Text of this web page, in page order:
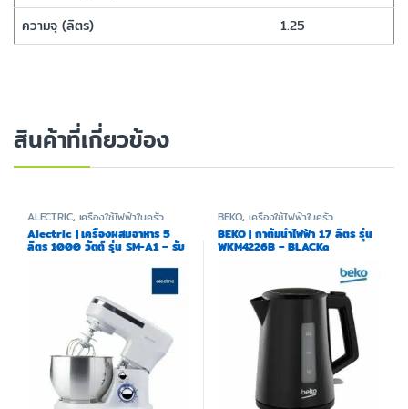
สินค้าที่เกี่ยวข้อง
ALECTRIC, เครื่องใช้ไฟฟ้าในครัว
Alectric | เครื่องผสมอาหาร 5
ลิตร 1000 วัตต์ รุ่น SM-A1 – รับ
BEKO,เครื่องใช้ไฟฟ้าในครัว
BEKO | กาต้มน้ำไฟฟ้า 1.7 ลิตร รุ่น
WKM4226B – BLACKa
ความจุ (ลิตร)
1.25